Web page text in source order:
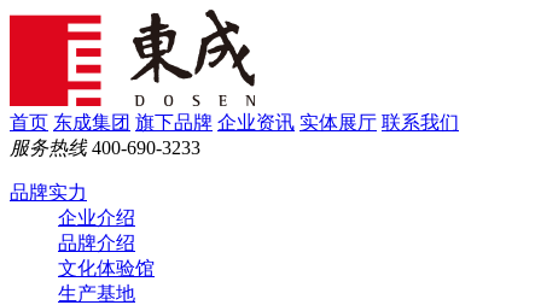
首页 东成集团 旗下品牌 企业资讯 实体展厅 联系我们
服务热线 400-690-3233
品牌实力
企业介绍
品牌介绍
文化体验馆
生产基地